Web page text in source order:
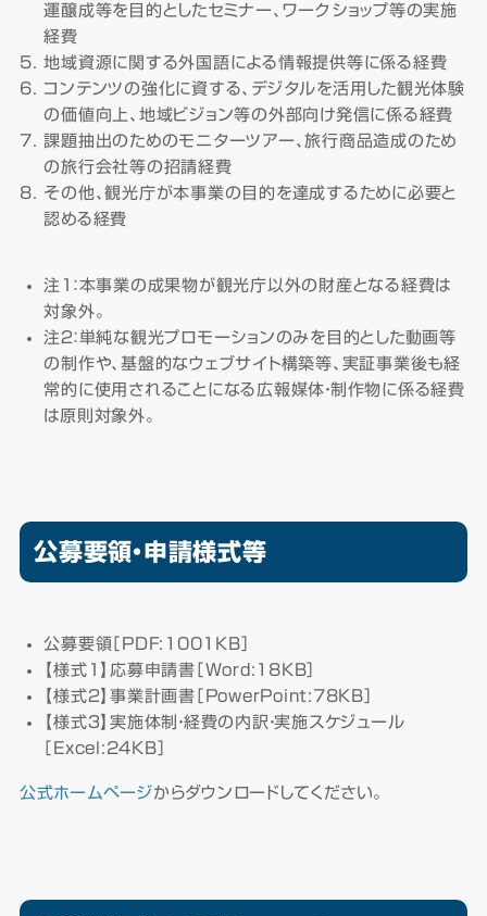
運醸成等を目的としたセミナー、ワークショップ等の実施
経費
地域資源に関する外国語による情報提供等に係る経費
コンテンツの強化に資する、デジタルを活用した観光体験
の価値向上、地域ビジョン等の外部向け発信に係る経費
課題抽出のためのモニターツアー、旅行商品造成のため
の旅行会社等の招請経費
その他、観光庁が本事業の目的を達成するために必要と
認める経費
注１：本事業の成果物が観光庁以外の財産となる経費は
対象外。
注２：単純な観光プロモーションのみを目的とした動画等
の制作や、基盤的なウェブサイト構築等、実証事業後も経
常的に使用されることになる広報媒体・制作物に係る経費
は原則対象外。
公募要領・申請様式等
公募要領［PDF:1001KB］
【様式１】応募申請書［Word:18KB］
【様式２】事業計画書［PowerPoint:78KB］
【様式３】実施体制・経費の内訳・実施スケジュール
［Excel:24KB］
公式ホームページからダウンロードしてください。